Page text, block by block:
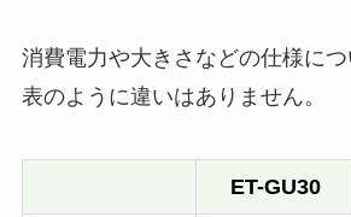
消費電力や大きさなどの仕様に
表のように違いはありません。
ET-GU30